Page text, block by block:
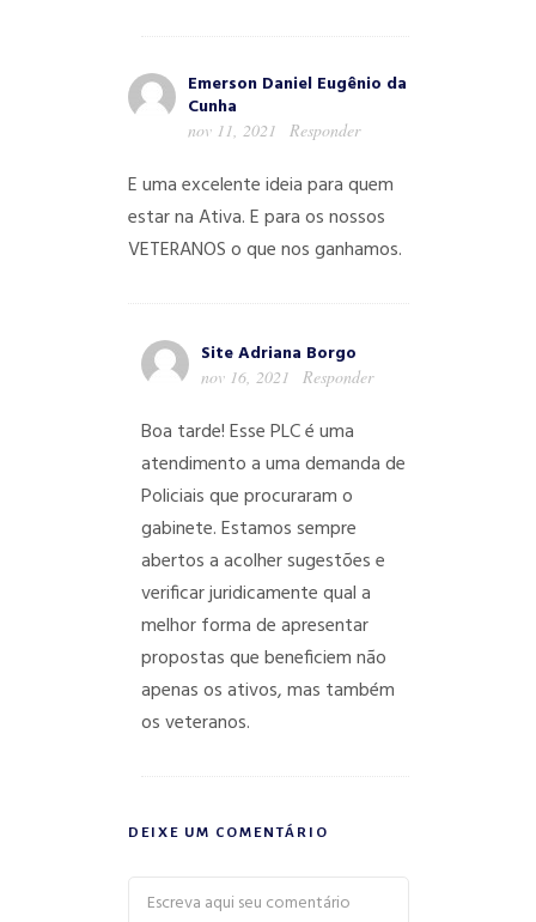
Emerson Daniel Eugênio da
Cunha
nov 11, 2021 Responder
E uma excelente ideia para quem
estar na Ativa. E para os nossos
VETERANOS o que nos ganhamos.
Site Adriana Borgo
nov 16, 2021 Responder
Boa tarde! Esse PLC é uma
atendimento a uma demanda de
Policiais que procuraram o
gabinete. Estamos sempre
abertos a acolher sugestões e
verificar juridicamente qual a
melhor forma de apresentar
propostas que beneficiem não
apenas os ativos, mas também
os veteranos.
DEIXE UM COMENTÁRIO